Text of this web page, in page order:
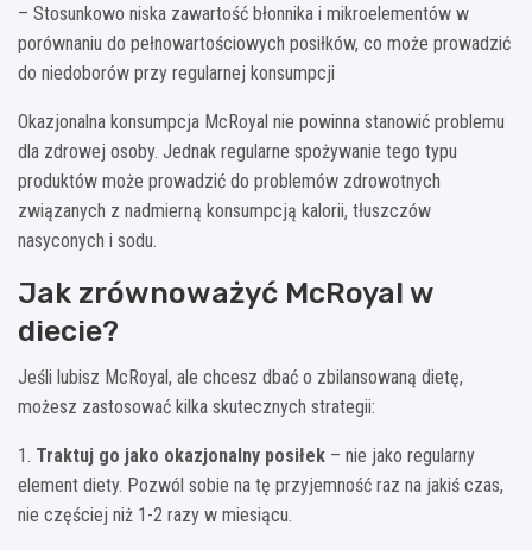
– Stosunkowo niska zawartość błonnika i mikroelementów w
porównaniu do pełnowartościowych posiłków, co może prowadzić
do niedoborów przy regularnej konsumpcji
Okazjonalna konsumpcja McRoyal nie powinna stanowić problemu
dla zdrowej osoby. Jednak regularne spożywanie tego typu
produktów może prowadzić do problemów zdrowotnych
związanych z nadmierną konsumpcją kalorii, tłuszczów
nasyconych i sodu.
Jak zrównoważyć McRoyal w
diecie?
Jeśli lubisz McRoyal, ale chcesz dbać o zbilansowaną dietę,
możesz zastosować kilka skutecznych strategii:
1. Traktuj go jako okazjonalny posiłek – nie jako regularny
element diety. Pozwól sobie na tę przyjemność raz na jakiś czas,
nie częściej niż 1-2 razy w miesiącu.